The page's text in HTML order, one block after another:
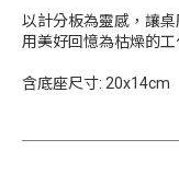
以計分板為靈感，讓
用美好回憶為枯燥的工
含底座尺寸: 20x14cm